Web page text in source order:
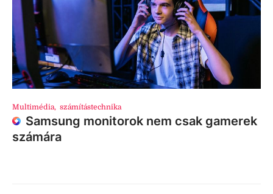
Multimédia, számítástechnika
Samsung monitorok nem csak gamerek
számára